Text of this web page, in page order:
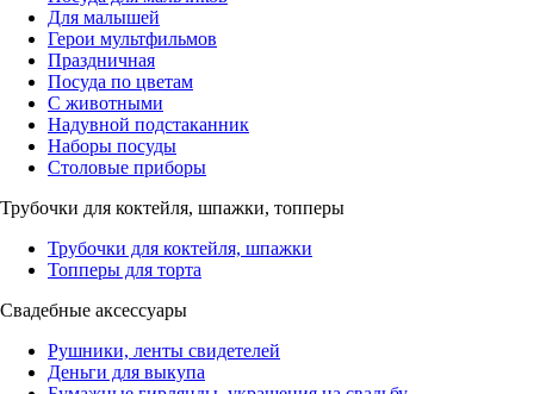
Для малышей
Герои мультфильмов
Праздничная
Посуда по цветам
С животными
Надувной подстаканник
Наборы посуды
Столовые приборы
Трубочки для коктейля, шпажки, топперы
Трубочки для коктейля, шпажки
Топперы для торта
Свадебные аксессуары
Рушники, ленты свидетелей
Деньги для выкупа